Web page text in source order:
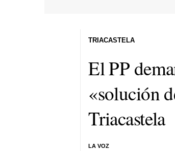
El PP
«solución
Triacastela
LA VOZ
TRIACASTELA